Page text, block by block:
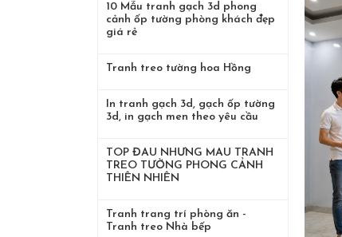
10 Mẫu tranh gạch 3d phong
cảnh ốp tường phòng khách đẹp
giá rẻ
Tranh treo tường hoa Hồng
In tranh gạch 3d, gạch ốp tường
3d, in gạch men theo yêu cầu
TOP ĐẦU NHỮNG MẪU TRANH
TREO TƯỜNG PHONG CẢNH
THIÊN NHIÊN
Tranh trang trí phòng ăn -
Tranh treo Nhà bếp